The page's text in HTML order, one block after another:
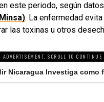
este periodo, según
. La enfermedad
las toxinas u otros
ADVERTISEMENT. SCROLL TO CONTINUE
Nicaragua Investiga como